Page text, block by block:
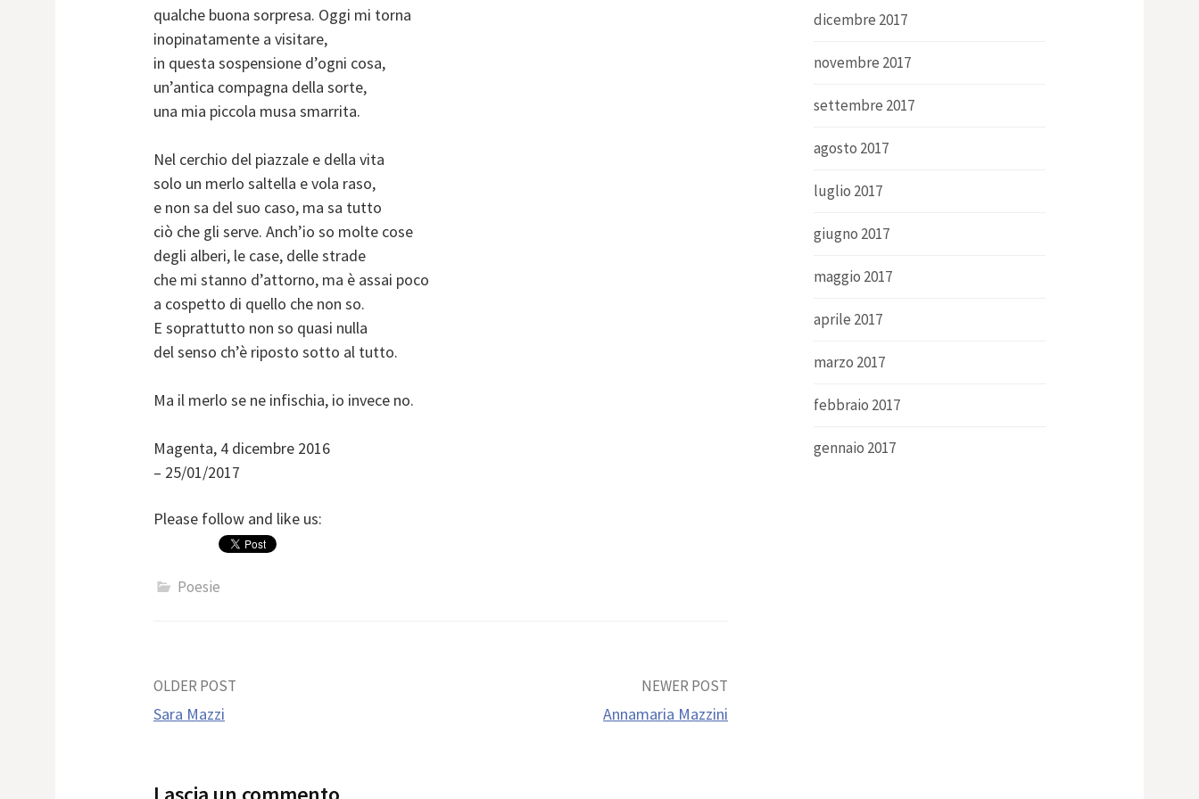
qualche buona sorpresa. Oggi mi torna
inopinatamente a visitare,
in questa sospensione d’ogni cosa,
un’antica compagna della sorte,
una mia piccola musa smarrita.
Nel cerchio del piazzale e della vita
solo un merlo saltella e vola raso,
e non sa del suo caso, ma sa tutto
ciò che gli serve. Anch’io so molte cose
degli alberi, le case, delle strade
che mi stanno d’attorno, ma è assai poco
a cospetto di quello che non so.
E soprattutto non so quasi nulla
del senso ch’è riposto sotto al tutto.
Ma il merlo se ne infischia, io invece no.
Magenta, 4 dicembre 2016
– 25/01/2017
Please follow and like us:
Poesie
Post
OLDER POST
Sara Mazzi
NEWER POST
Annamaria Mazzini
dicembre 2017
novembre 2017
settembre 2017
agosto 2017
luglio 2017
giugno 2017
maggio 2017
aprile 2017
marzo 2017
febbraio 2017
gennaio 2017